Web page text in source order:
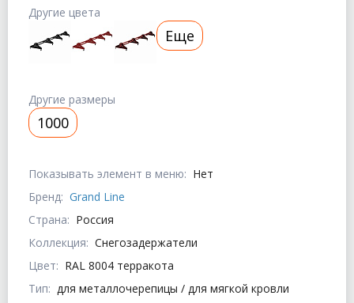
Показывать элемент в меню: Нет
Бренд: Grand Line
Страна: Россия
Коллекция: Снегозадержатели
Цвет: RAL 8004 терракота
Тип: для металлочерепицы / для мягкой кровли
Другие цвета
Еще
Другие размеры
1000